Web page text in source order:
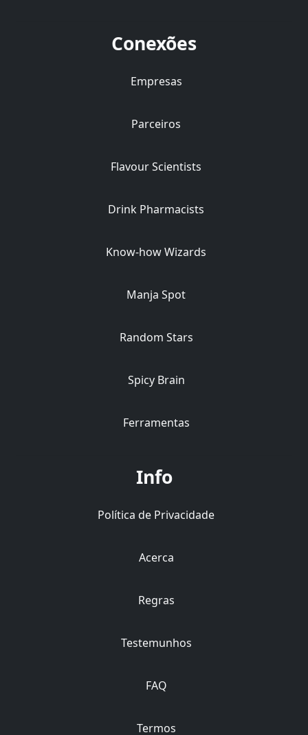
Conexões
Empresas
Parceiros
Flavour Scientists
Drink Pharmacists
Know-how Wizards
Manja Spot
Random Stars
Spicy Brain
Ferramentas
Info
Política de Privacidade
Acerca
Regras
Testemunhos
FAQ
Termos